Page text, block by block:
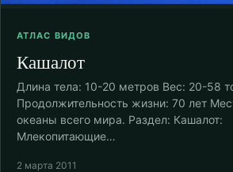
АТЛАС ВИДОВ
Кашалот
Длина тела: 10-20 метров Вес: 20-58
Продолжительность жизни: 70 лет
океаны всего мира. Раздел: Кашалот:
Млекопитающие…
2 марта 2011